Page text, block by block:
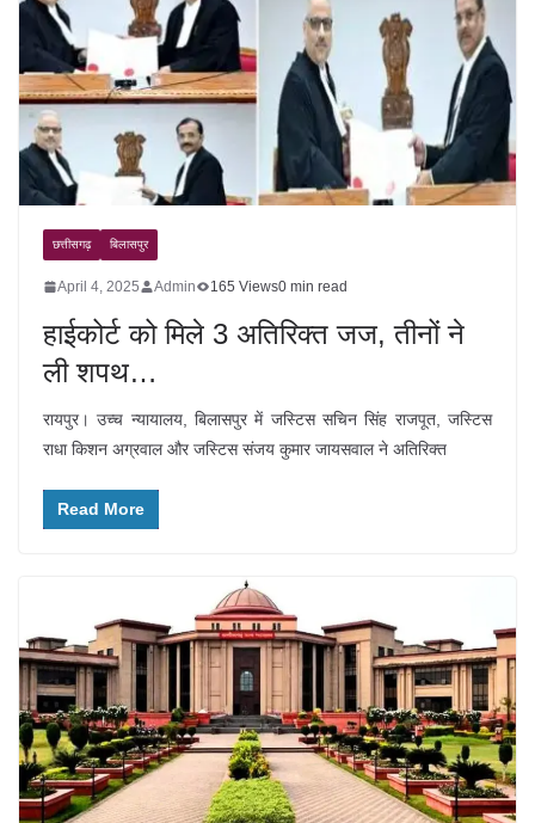
छत्तीसगढ़ बिलासपुर
April 4, 2025 Admin 165 Views0 min read
हाईकोर्ट को मिले 3 अतिरिक्त जज, तीनों ने
ली शपथ…
रायपुर। उच्च न्यायालय, बिलासपुर में जस्टिस सचिन सिंह राजपूत, जस्टिस
राधा किशन अग्रवाल और जस्टिस संजय कुमार जायसवाल ने अतिरिक्त
Read More